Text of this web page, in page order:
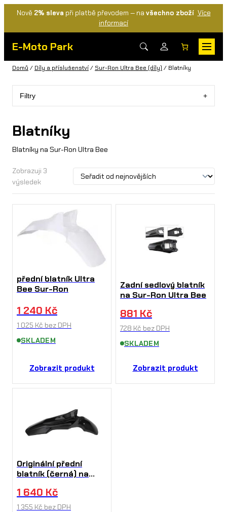
Nově 2% sleva při platbě převodem — na všechno zboží Více
informací
E-Moto Park
Domů / Díly a příslušenství/ Sur-Ron Ultra Bee (díly) / Blatníky
Filtry
Blatníky
Blatníky na Sur-Ron Ultra Bee
Zobrazuji 3
výsledek
přední blatník Ultra
Bee Sur-Ron
1 240 Kč
1 025 Kč bez DPH
SKLADEM
Zobrazit produkt
Zadní sedlový blatník
na Sur-Ron Ultra Bee
881 Kč
728 Kč bez DPH
SKLADEM
Zobrazit produkt
Originální přední
blatník (černá) na
1 640 Kč
1 355 Kč bez DPH